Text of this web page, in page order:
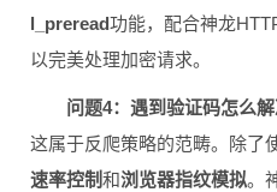
l_preread功能，配合神龙
以完美处理加密请求。
问题4：遇到验证码怎么解
这属于反爬策略的范畴。除了
速率控制和浏览器指纹模拟。